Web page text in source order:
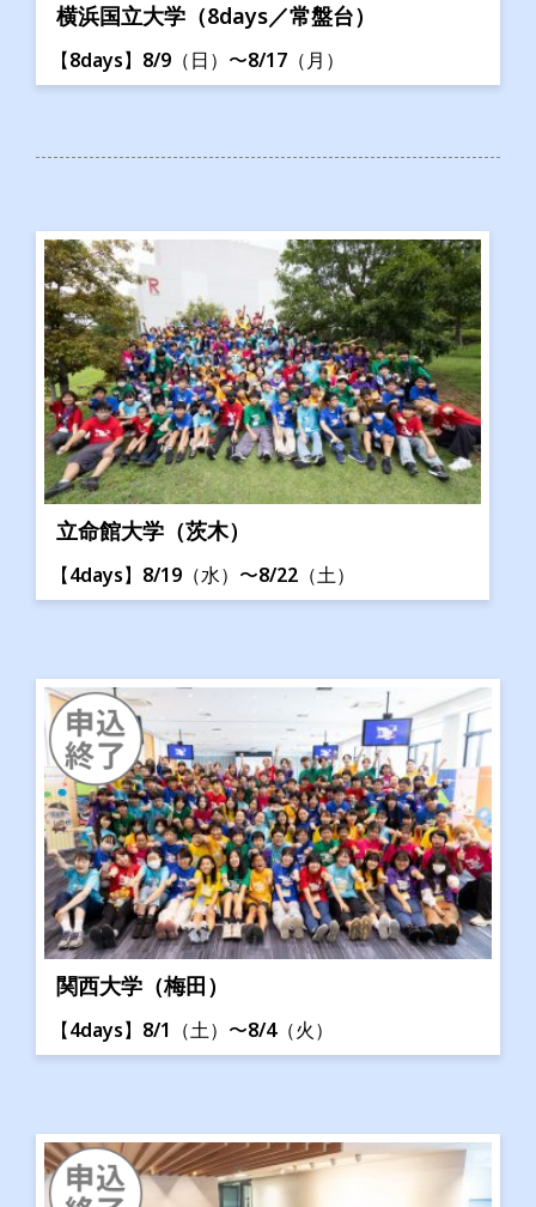
横浜国立大学（8days／常盤台）
【8days】8/9（日）〜8/17（月）
立命館大学（茨木）
【4days】8/19（水）〜8/22（土）
関西大学（梅田）
【4days】8/1（土）〜8/4（火）